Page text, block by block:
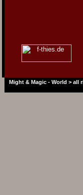
Might & Magic - World >